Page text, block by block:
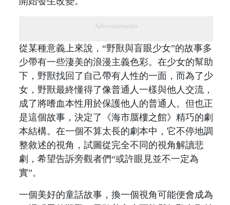
Advertisements
從某種意義上來說，“野獸與盲眼少女”的故事多
少帶有一些淒美的浪漫主義色彩。在少女的幫助
下，野獸找回了自己帶有人性的一面，而為了少
女，野獸最終懂得了像普通人一樣與他人交流，
成了將嗜血本性用於保護他人的普通人。但也正
是這個故事，決定了《海市蜃樓之館》精巧的劇
本結構。在一個不算太長的劇本中，它不停地調
整敘述的視角，試圖從完全不同的視角解讀悲
劇，希望告訴旁觀者們“或許眼見並不一定為
實”。
一個美好的童話故事，換一個視角可能便會成為